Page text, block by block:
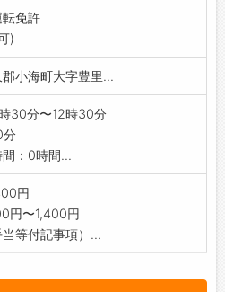
免許
)
小海町大字豊里...
30分〜12時30分
分
：0時間...
円
円〜1,400円
当等付記事項）...